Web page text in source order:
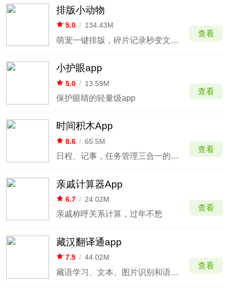
排版小动物
5.0 / 134.43M
萌宠一键排版，碎片记录秒变文艺卡片
查看
小护眼app
5.0 / 13.59M
保护眼睛的轻量级app
查看
时间积木App
8.6 / 65.5M
日程、记事，任务管理三合一的手机日历软件
查看
亲戚计算器App
6.7 / 24.02M
亲戚称呼关系计算，过年不愁
查看
藏汉翻译通app
7.5 / 44.02M
藏语学习、文本、图片识别和语音翻译器
查看